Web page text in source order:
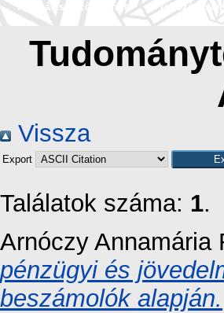
Tallózás szerző szerint
Tallózás
Vissza
Export
Találatok száma: 1.
Arnóczy Annamária
pénzügyi és
beszámolók alapján.